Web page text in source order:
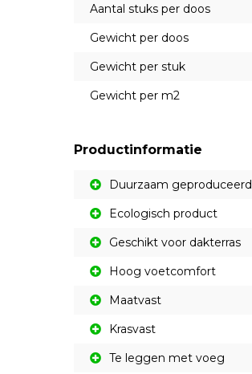
Aantal stuks per doos
Gewicht per doos
Gewicht per stuk
Gewicht per m2
Productinformatie
Duurzaam geproduceerd
Ecologisch product
Geschikt voor dakterras
Hoog voetcomfort
Maatvast
Krasvast
Te leggen met voeg